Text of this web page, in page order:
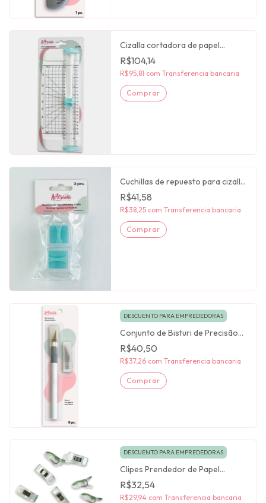
Cizalla cortadora de papel
Artesana taller
R$104,14
R$95,81 com Transferencia bancaria
Cuchillas de repuesto para cizalla
Artesana taller
R$41,58
R$38,25 com Transferencia bancaria
DESCUENTO PARA EMPREDEDORAS
Conjunto de Bisturi de Precisão
Artesana Taller
R$40,50
R$37,26 com Transferencia bancaria
DESCUENTO PARA EMPREDEDORAS
Clipes Prendedor de Papel
x30unid. Artesana Taller
R$32,54
R$29,94 com Transferencia bancaria